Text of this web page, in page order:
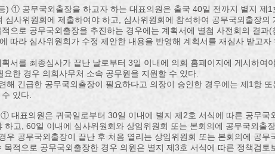
① 공무국외출장을 하고자 하는 대표의원은 출국 40일 전까지 별지 제1
심사위원회에 제출하여야 하고, 심사위원회에 참석하여 공무국외출장의
으로 공무국외출장을 추진하는 경우에는 계획서에 별첨 사전회의 결과(
따라 심사위원회가 수정 제안한 내용을 반영해 계획서를 재심사 받고자
서를 최종심사가 끝난 날로부터 3일 이내에 의회 홈페이지에 게시하여
한 경우 의회사무처 소속 공무원을 지원할 수 있다.
긴급한 공무국외출장이 필요하다고 의장이 승인한 경우에는 제1항
있다.
대표의원은 귀국일로부터 30일 이내에 별지 제2호 서식에 따른 공무국
하고, 60일 이내에 심사위원회와 상임위원회 또는 본회의에 공무국외출
우 공무국외출장이 끝난 후 처음 열리는 상임위원회 또는 본회의에 공무
적으로 공무국외출장한 경우 의원은 별지 제3호 서식에 따른 정책검토